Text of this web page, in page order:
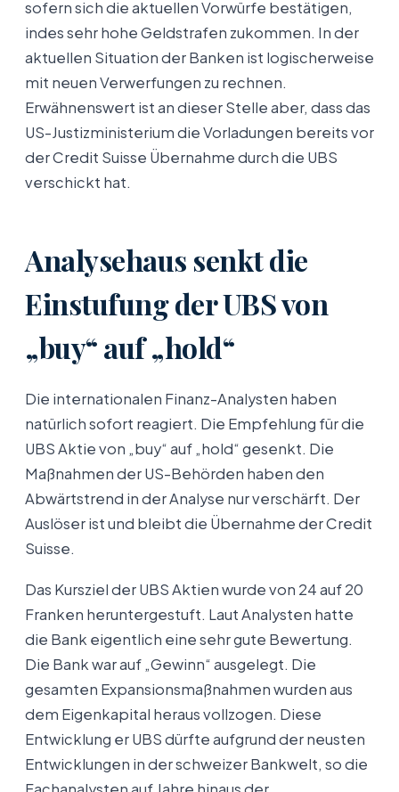
sofern sich die aktuellen Vorwürfe bestätigen,
indes sehr hohe Geldstrafen zukommen. In der
aktuellen Situation der Banken ist logischerweise
mit neuen Verwerfungen zu rechnen.
Erwähnenswert ist an dieser Stelle aber, dass das
US-Justizministerium die Vorladungen bereits vor
der Credit Suisse Übernahme durch die UBS
verschickt hat.
Analysehaus senkt die
Einstufung der UBS von
„buy“ auf „hold“
Die internationalen Finanz-Analysten haben
natürlich sofort reagiert. Die Empfehlung für die
UBS Aktie von „buy“ auf „hold“ gesenkt. Die
Maßnahmen der US-Behörden haben den
Abwärtstrend in der Analyse nur verschärft. Der
Auslöser ist und bleibt die Übernahme der Credit
Suisse.
Das Kursziel der UBS Aktien wurde von 24 auf 20
Franken heruntergestuft. Laut Analysten hatte
die Bank eigentlich eine sehr gute Bewertung.
Die Bank war auf „Gewinn“ ausgelegt. Die
gesamten Expansionsmaßnahmen wurden aus
dem Eigenkapital heraus vollzogen. Diese
Entwicklung er UBS dürfte aufgrund der neusten
Entwicklungen in der schweizer Bankwelt, so die